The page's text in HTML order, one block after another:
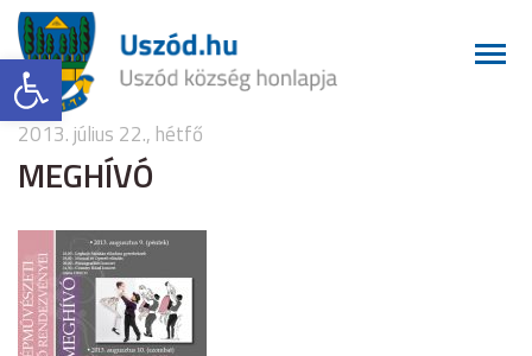
Eszköztár megnyitása
2013. július 22., hétfő
MEGHÍVÓ